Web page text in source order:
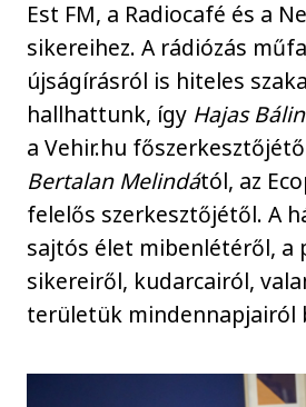
Est FM, a Radiocafé és a
sikereihez. A rádiózás
újságírásról is hiteles
hallhattunk, így Hajas
a Vehir.hu
Bertalan Melindától, az
felelős szerkesztőjétől. A
sajtós élet mibenlétéről, a
sikereiről, kudarcairól,
területük mindennapjairól